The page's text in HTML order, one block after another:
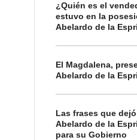
¿Quién es el
estuvo en la
Abelardo de la
El Magdalena,
Abelardo de la
Las frases que
Abelardo de la
para su Gobierno